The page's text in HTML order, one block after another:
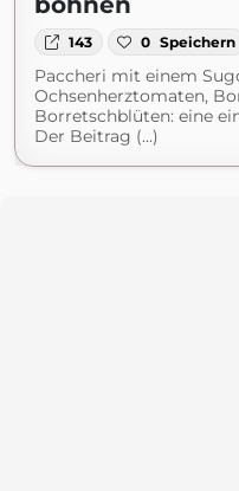
143 0 Speichern
Paccheri mit einem
Ochsenherztomaten,
Borretschblüten: eine
Der Beitrag (...)